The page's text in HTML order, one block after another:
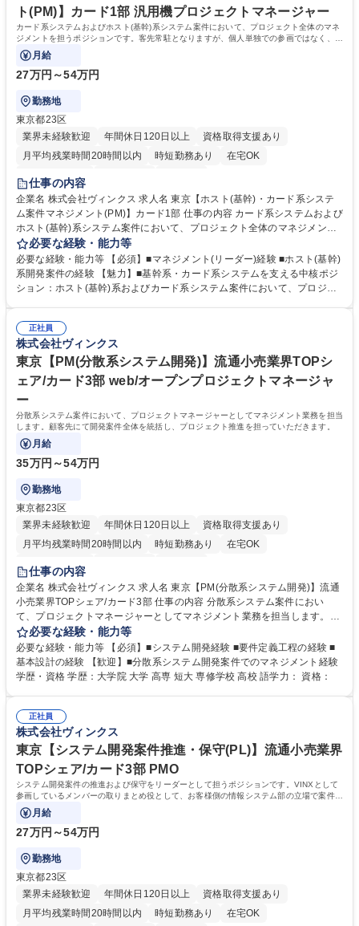
ト(PM)】カード1部 汎用機プロジェクトマネージャー
カード系システムおよびホスト(基幹)系システム案件において、プロジェクト全体のマネ
ジメントを担うポジションです。客先常駐となりますが、個人単独での参画ではなく、カ
ード事業本部・カード1部として組成され
月給
27万円～54万円
勤務地
東京都23区
業界未経験歓迎
年間休日120日以上
資格取得支援あり
月平均残業時間20時間以内
時短勤務あり
在宅OK
完全週休2日制
仕事の内容
企業名 株式会社ヴィンクス 求人名 東京【ホスト(基幹)・カード系システ
ム案件マネジメント(PM)】カード1部 仕事の内容 カード系システムおよび
ホスト(基幹)系システム案件において、プロジェクト全体のマネジメント
を担うポジションです。客先常駐となりますが、個人単独での参画ではな
く、カード事業本部・カード1部として組成され た体制の一員として参画
します。勤務先は、自社要員が200名超で参画している客先フロアの一画
を使用しており、自社メンバーと連携しながら、進行管理や課題対応を中
ステム案件の管理業務 ・チームの進捗管理および課題対応 ・客先でのプ
ロジェクト推進業務 募集職種 東京【ホスト(基幹)・カード系システム案件
マネジメント(PM)】カード1部
必要な経験・能力等
必要な経験・能力等 【必須】■マネジメント(リーダー)経験 ■ホスト(基幹)
系開発案件の経験 【魅力】■基幹系・カード系システムを支える中核ポジ
ション：ホスト(基幹)系およびカード系システム案件において、プロジェ
ント経験を活かしたプロジェクト推進：これまでのリーダー・マネジメン
ト経験を活かし、チームをまとめながらプロジェクトを前に進めていくポ
ジションです。 学歴・資格 学歴：大学院 大学 高専 短大 専修学校 高校 語
学力： 資格：
正社員
株式会社ヴィンクス
東京【PM(分散系システム開発)】流通小売業界TOPシ
ェア/カード3部 web/オープンプロジェクトマネージャ
ー
分散系システム案件において、プロジェクトマネージャーとしてマネジメント業務を担当
します。顧客先にて開発案件全体を統括し、プロジェクト推進を担っていただきます。
月給
35万円～54万円
勤務地
東京都23区
業界未経験歓迎
年間休日120日以上
資格取得支援あり
月平均残業時間20時間以内
時短勤務あり
在宅OK
完全週休2日制
仕事の内容
企業名 株式会社ヴィンクス 求人名 東京【PM(分散系システム開発)】流通
小売業界TOPシェア/カード3部 仕事の内容 分散系システム案件におい
て、プロジェクトマネージャーとしてマネジメント業務を担当します。顧
客先にて開発案件全体を統括し、プロジェクト推進を担っていただきま
す。 【業務内容】 ・分散系システム開発案件のマネジメント ・プロジェ
クト全体の進行管理 ・要件定義工程の推進 ・基本設計工程の取りまとめ
・顧客および関係者との調整業務 募集職種 東京【PM(分散系システム開
必要な経験・能力等
必要な経験・能力等 【必須】■システム開発経験 ■要件定義工程の経験 ■
基本設計の経験 【歓迎】■分散系システム開発案件でのマネジメント経験
学歴・資格 学歴：大学院 大学 高専 短大 専修学校 高校 語学力： 資格：
正社員
株式会社ヴィンクス
東京【システム開発案件推進・保守(PL)】流通小売業界
TOPシェア/カード3部 PMO
システム開発案件の推進および保守をリーダーとして担うポジションです。VINXとして
参画しているメンバーの取りまとめ役として、お客様側の情報システム部の立場で案件全
体を推進します。
月給
27万円～54万円
勤務地
東京都23区
業界未経験歓迎
年間休日120日以上
資格取得支援あり
月平均残業時間20時間以内
時短勤務あり 在宅OK